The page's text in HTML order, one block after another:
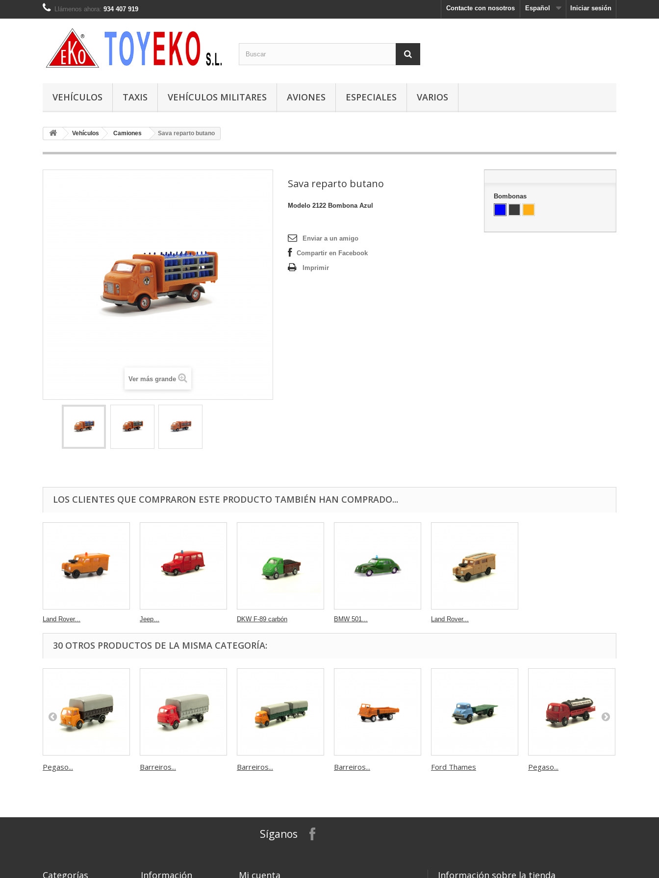
Iniciar sesión
Español
Contacte con nosotros
Llámenos ahora: 934 407 919
VEHÍCULOS TAXIS VEHÍCULOS MILITARES AVIONES ESPECIALES VARIOS
Vehículos Camiones Sava reparto butano
Ver más grande
Sava reparto butano
Modelo 2122 Bombona Azul
Enviar a un amigo
Compartir en Facebook
Imprimir
Bombonas
LOS CLIENTES QUE COMPRARON ESTE PRODUCTO TAMBIÉN HAN COMPRADO...
Land Rover... Jeep... DKW F-89 carbón BMW 501... Land Rover...
30 OTROS PRODUCTOS DE LA MISMA CATEGORÍA:
Pegaso... Barreiros... Barreiros... Barreiros... Ford Thames Pegaso...
Síganos
Categorías Información Mi cuenta Información sobre la tienda